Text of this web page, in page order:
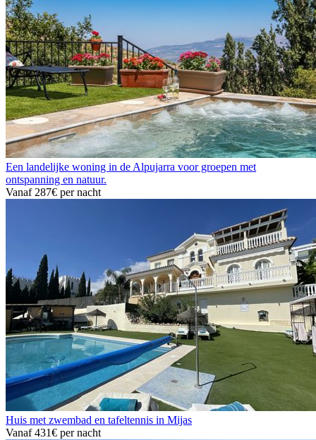
Een landelijke woning in de Alpujarra voor groepen met
ontspanning en natuur.
Vanaf 287€ per nacht
Huis met zwembad en tafeltennis in Mijas
Vanaf431€ per nacht